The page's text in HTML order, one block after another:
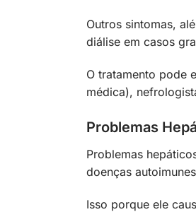
Outros sintomas,
diálise em casos
O tratamento pode
médica),
Problemas
Problemas
doenças
Isso porque ele